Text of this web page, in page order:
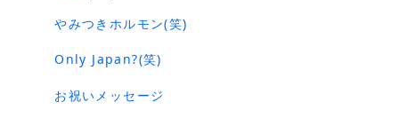
やみつきホルモン(笑)
Only Japan?(笑)
お祝いメッセージ